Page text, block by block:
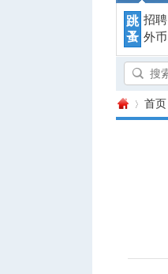
跳
蚤
招聘
外币
首页